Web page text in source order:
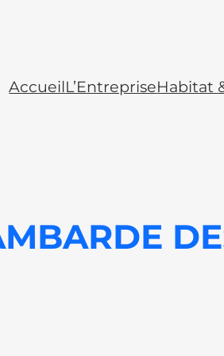
AccueilL’EntrepriseHabitat